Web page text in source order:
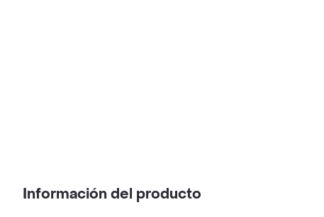
Información del producto